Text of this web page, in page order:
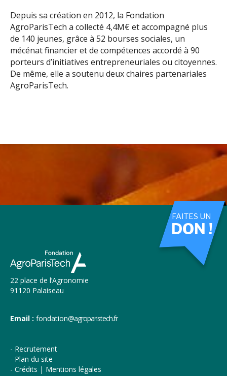
Depuis sa création en 2012, la Fondation
AgroParisTech a collecté 4,4M€ et accompagné plus
de 140 jeunes, grâce à 52 bourses sociales, un
mécénat financier et de compétences accordé à 90
porteurs d’initiatives entrepreneuriales ou citoyennes.
De même, elle a soutenu deux chaires partenariales
AgroParisTech.
22 place de l’Agronomie
91120 Palaiseau
Email : fondation@agroparistech.fr
Recrutement
Plan du site
Crédits | Mentions légales
FAITES UN
DON !